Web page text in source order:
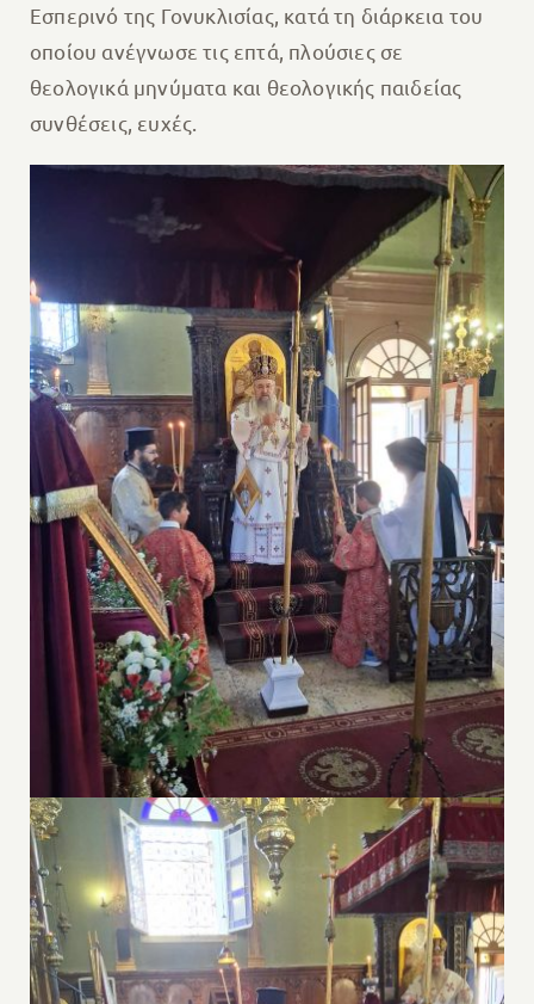
Εσπερινό της Γονυκλισίας, κατά τη διάρκεια του
οποίου ανέγνωσε τις επτά, πλούσιες σε
θεολογικά μηνύματα και θεολογικής παιδείας
συνθέσεις, ευχές.